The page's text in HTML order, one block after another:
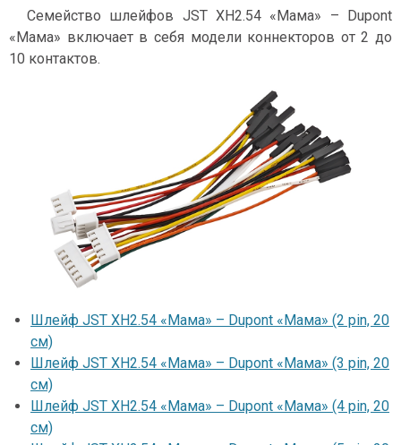
Семейство шлейфов JST XH2.54 «Мама» – Dupont
«Мама» включает в себя модели коннекторов от 2 до
10 контактов.
Шлейф JST XH2.54 «Мама» – Dupont «Мама» (2 pin, 20
см)
Шлейф JST XH2.54 «Мама» – Dupont «Мама» (3 pin, 20
см)
Шлейф JST XH2.54 «Мама» – Dupont «Мама» (4 pin, 20
см)